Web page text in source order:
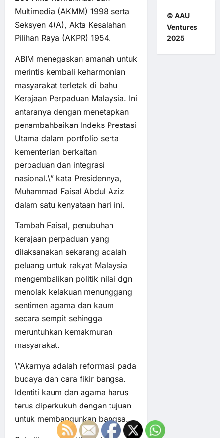
Multimedia (AKMM) 1998 serta
Seksyen 4(A), Akta Kesalahan
Pilihan Raya (AKPR) 1954.
ABIM menegaskan amanah untuk
merintis kembali keharmonian
masyarakat terletak di bahu
Kerajaan Perpaduan Malaysia. Ini
antaranya dengan menetapkan
penambahbaikan Indeks Prestasi
Utama dalam portfolio serta
kementerian berkaitan
perpaduan dan integrasi
nasional.\” kata Presidennya,
Muhammad Faisal Abdul Aziz
dalam satu kenyataan hari ini.
Tambah Faisal, penubuhan
kerajaan perpaduan yang
dilaksanakan sekarang adalah
peluang untuk rakyat Malaysia
mengembalikan politik nilai dgn
menolak kelakuan menunggang
sentimen agama dan kaum
secara sempit sehingga
meruntuhkan kemakmuran
masyarakat.
\”Akarnya adalah reformasi pada
budaya dan cara fikir bangsa.
Identiti kaum dan agama harus
terus diperkukuh dengan tujuan
untuk membangunkan bangsa.
© AAU
Ventures
2025